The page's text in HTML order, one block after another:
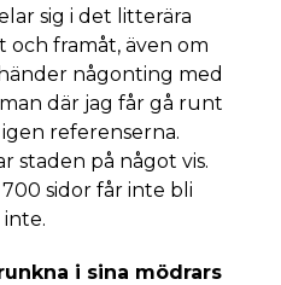
sig i det litterära
framåt, även om
någonting med
där jag får gå runt
referenserna.
staden på något vis.
sidor får inte bli
i sina mödrars